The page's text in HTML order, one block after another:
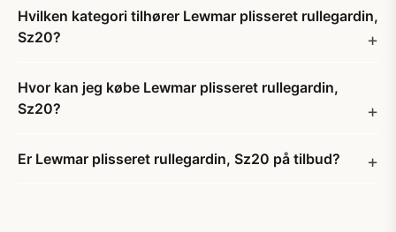
Hvilken kategori tilhører Lewmar plisseret rullegardin,
Sz20?
Hvor kan jeg købe Lewmar plisseret rullegardin,
Sz20?
Er Lewmar plisseret rullegardin, Sz20 på tilbud?